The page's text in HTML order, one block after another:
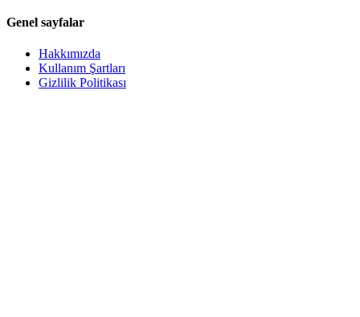
Genel sayfalar
Hakkımızda
Kullanım Şartları
Gizlilik Politikası